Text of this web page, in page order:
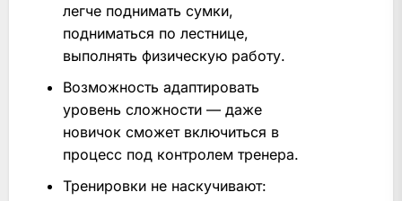
легче поднимать сумки,
подниматься по лестнице,
выполнять физическую работу.
Возможность адаптировать
уровень сложности — даже
новичок сможет включиться в
процесс под контролем тренера.
Тренировки не наскучивают: